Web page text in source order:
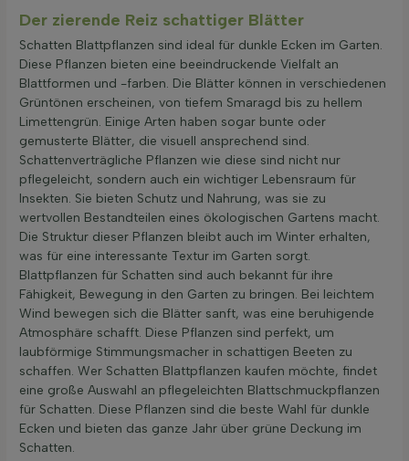
Der zierende Reiz schattiger Blätter
Schatten Blattpflanzen sind ideal für dunkle Ecken im Garten.
Diese Pflanzen bieten eine beeindruckende Vielfalt an
Blattformen und -farben. Die Blätter können in verschiedenen
Grüntönen erscheinen, von tiefem Smaragd bis zu hellem
Limettengrün. Einige Arten haben sogar bunte oder
gemusterte Blätter, die visuell ansprechend sind.
Schattenverträgliche Pflanzen wie diese sind nicht nur
pflegeleicht, sondern auch ein wichtiger Lebensraum für
Insekten. Sie bieten Schutz und Nahrung, was sie zu
wertvollen Bestandteilen eines ökologischen Gartens macht.
Die Struktur dieser Pflanzen bleibt auch im Winter erhalten,
was für eine interessante Textur im Garten sorgt.
Blattpflanzen für Schatten sind auch bekannt für ihre
Fähigkeit, Bewegung in den Garten zu bringen. Bei leichtem
Wind bewegen sich die Blätter sanft, was eine beruhigende
Atmosphäre schafft. Diese Pflanzen sind perfekt, um
laubförmige Stimmungsmacher in schattigen Beeten zu
schaffen. Wer Schatten Blattpflanzen kaufen möchte, findet
eine große Auswahl an pflegeleichten Blattschmuckpflanzen
für Schatten. Diese Pflanzen sind die beste Wahl für dunkle
Ecken und bieten das ganze Jahr über grüne Deckung im
Schatten.